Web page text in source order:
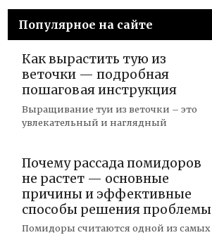
Популярное на сайте
Как вырастить тую из
веточки — подробная
пошаговая инструкция
Выращивание туи из веточки – это
увлекательный и наглядный
Почему рассада помидоров
не растет — основные
причины и эффективные
способы решения проблемы
Помидоры считаются одной из самых